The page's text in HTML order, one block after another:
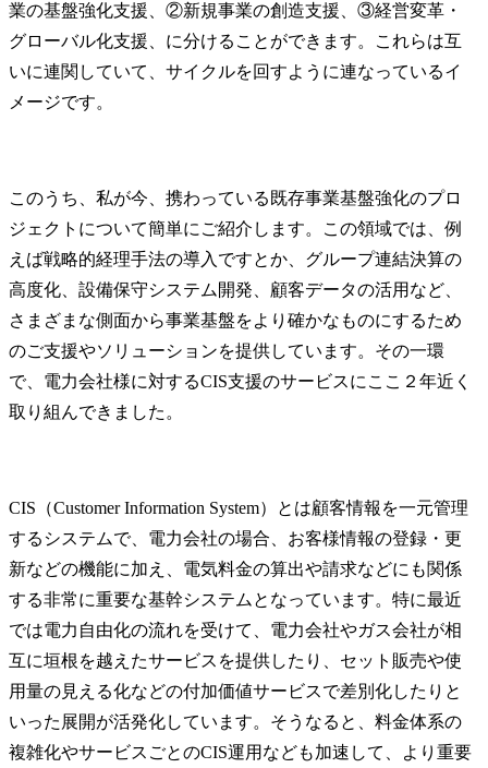
業の基盤強化支援、②新規事業の創造支援、③経営変革・
グローバル化支援、に分けることができます。これらは互
いに連関していて、サイクルを回すように連なっているイ
メージです。
このうち、私が今、携わっている既存事業基盤強化のプロ
ジェクトについて簡単にご紹介します。この領域では、例
えば戦略的経理手法の導入ですとか、グループ連結決算の
高度化、設備保守システム開発、顧客データの活用など、
さまざまな側面から事業基盤をより確かなものにするため
のご支援やソリューションを提供しています。その一環
で、電力会社様に対するCIS支援のサービスにここ２年近く
取り組んできました。
CIS（Customer Information System）とは顧客情報を一元管理
するシステムで、電力会社の場合、お客様情報の登録・更
新などの機能に加え、電気料金の算出や請求などにも関係
する非常に重要な基幹システムとなっています。特に最近
では電力自由化の流れを受けて、電力会社やガス会社が相
互に垣根を越えたサービスを提供したり、セット販売や使
用量の見える化などの付加価値サービスで差別化したりと
いった展開が活発化しています。そうなると、料金体系の
複雑化やサービスごとのCIS運用なども加速して、より重要